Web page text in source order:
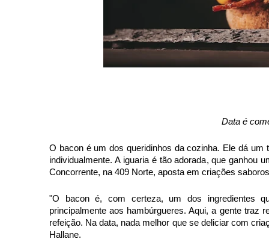
Data é
O bacon é um dos queridinhos da cozinha. Ele dá
individualmente. A iguaria é tão adorada, que ganhou
Concorrente, na 409 Norte, aposta em criações
"O bacon é, com certeza, um dos ingredientes
principalmente aos hambúrgueres. Aqui, a gente traz
refeição. Na data, nada melhor que se deliciar com
Hallane.